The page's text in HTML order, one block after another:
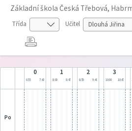
Základní škola Česká Třebová,
Třída Učitel
0
6:55 7:40
1
8:00 8:45
2
8:55 9:40
3
10:00 10:45
po